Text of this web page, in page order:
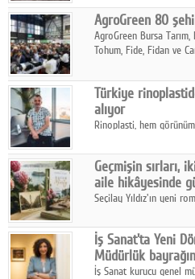
sonbaharın tasarım
AgroGreen 80
AgroGreen Bursa Tarım,
Tohum, Fide, Fidan ve
Türkiye
alıyor
Rinoplasti, hem
biri konumunda.
Geçmişin sırları,
aile hikâyesinde
Seçilay Yıldız'ın yeni
katmanlı bir aile
İş Sanat'ta Yeni
Müdürlük
İş Sanat kurucu genel